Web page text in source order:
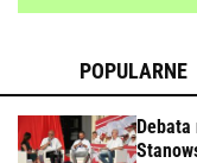
POPULARNE